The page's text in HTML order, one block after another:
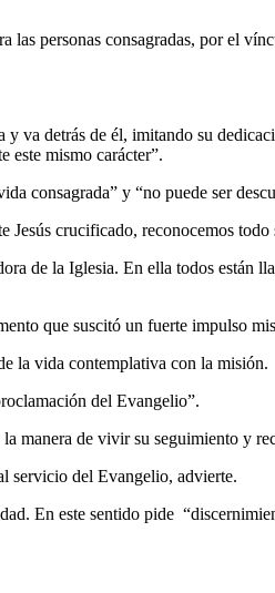
las personas consagradas, por el
va detrás de él, imitando su
este mismo carácter”.
consagrada” y “no puede ser
crucificado, reconocemos
de la Iglesia. En ella todos están
que suscitó un fuerte impulso
la vida contemplativa con la misión.
del Evangelio”.
manera de vivir su seguimiento y
servicio del Evangelio, advierte.
En este sentido pide